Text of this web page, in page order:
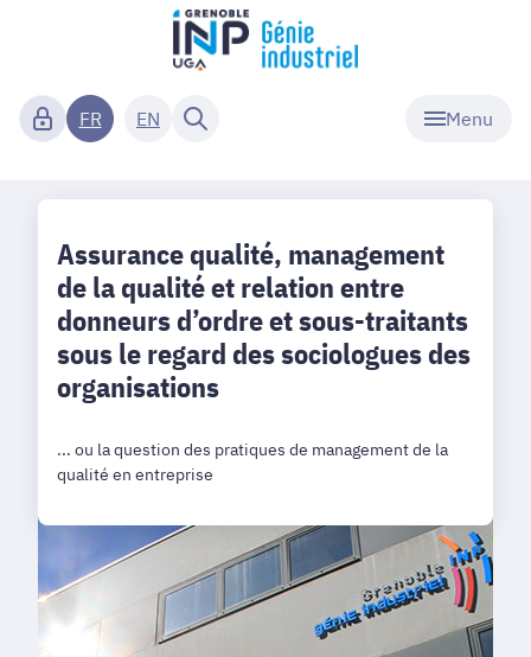
Menu
FR EN
Assurance qualité, management
de la qualité et relation entre
donneurs d’ordre et sous-traitants
sous le regard des sociologues des
organisations
... ou la question des pratiques de management de la
qualité en entreprise